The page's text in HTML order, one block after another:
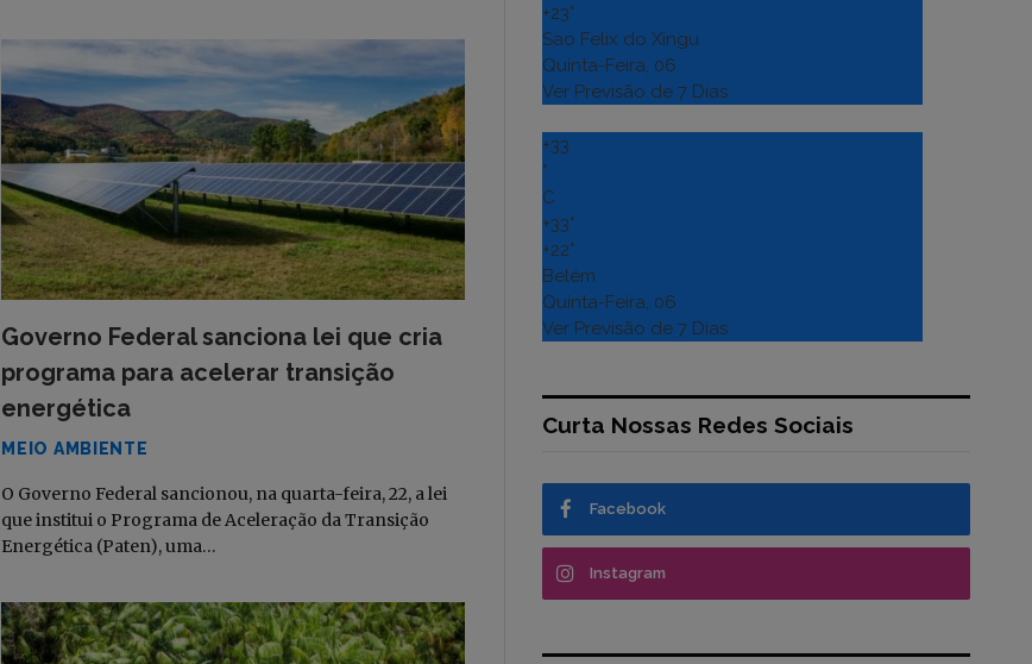
Governo Federal sanciona lei que cria
programa para acelerar transição
energética
MEIO AMBIENTE
O Governo Federal sancionou, na quarta-feira, 22, a lei
que institui o Programa de Aceleração da Transição
Energética (Paten), uma…
+23°
Sao Felix do Xingu
Quinta-Feira, 06
Ver Previsão de 7 Dias
+33
°
C
+33°
+22°
Belém
Quinta-Feira, 06
Ver Previsão de 7 Dias
Curta Nossas Redes Sociais
Facebook
Instagram